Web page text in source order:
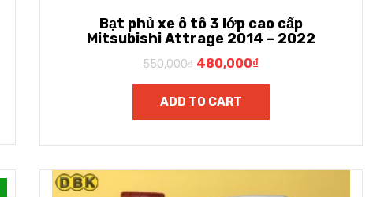
Bạt phủ xe ô tô 3 lớp cao cấp
Mitsubishi Attrage 2014 – 2022
550,000₫ 480,000₫
ADD TO CART